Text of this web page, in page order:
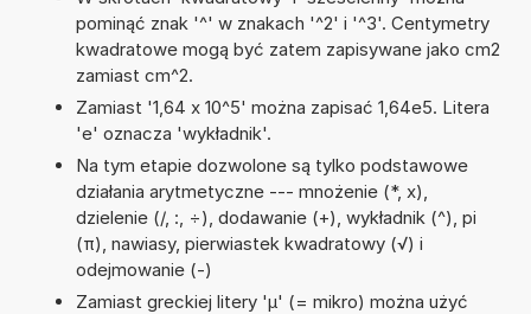
pominąć znak '^' w znakach '^2' i '^3'. Centymetry
kwadratowe mogą być zatem zapisywane jako cm2
zamiast cm^2.
Zamiast '1,64 x 10^5' można zapisać 1,64e5. Litera
'e' oznacza 'wykładnik'.
Na tym etapie dozwolone są tylko podstawowe
działania arytmetyczne --- mnożenie (*, x),
dzielenie (/, :, ÷), dodawanie (+), wykładnik (^), pi
(π), nawiasy, pierwiastek kwadratowy (√) i
odejmowanie (-)
Zamiast greckiej litery 'µ' (= mikro) można użyć